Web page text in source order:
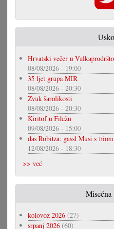
Hrvatski večer u
08/08/2026 - 19:00
35 ljet grupa MIR
08/08/2026 - 20:30
Zvuk šarolikosti
08/08/2026 - 20:30
Kiritof u Filežu
09/08/2026 - 15:00
das Robitza: gassl Musi s
12/08/2026 - 18:30
>> već
Misečna
kolovoz 2026 (27)
srpanj 2026 (60)